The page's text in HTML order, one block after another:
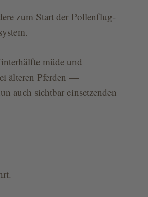
zum Start der Pollenflug-
müde und
älteren Pferden —
auch sichtbar einsetzenden